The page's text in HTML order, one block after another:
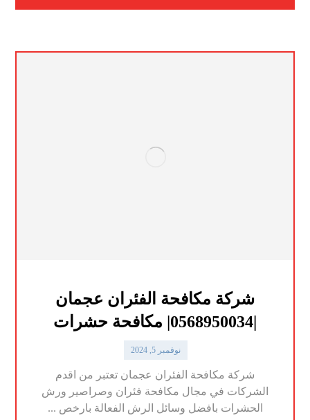
شركة مكافحة الفئران عجمان
|0568950034| مكافحة حشرات
نوفمبر 5, 2024
شركة مكافحة الفئران عجمان تعتبر من اقدم
الشركات في مجال مكافحة فئران وصراصير ورش
الحشرات بافضل وسائل الرش الفعالة بارخص ...